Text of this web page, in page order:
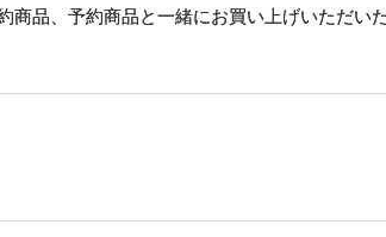
品、予約商品と一緒にお買い上げいただい